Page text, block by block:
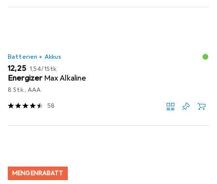
Batterien + Akkus
EUR
12,25 EUR
1,54/1Stk.
Energizer Max Alkaline
8 Stk., AAA
58
MENGENRABATT